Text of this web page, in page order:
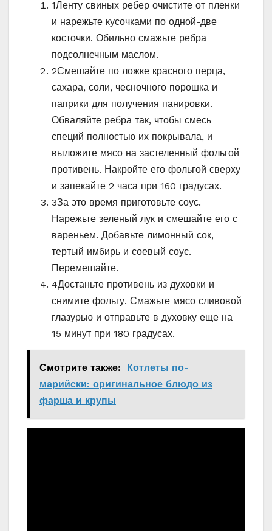
1Ленту свиных ребер очистите от пленки
и нарежьте кусочками по одной-две
косточки. Обильно смажьте ребра
подсолнечным маслом.
2Смешайте по ложке красного перца,
сахара, соли, чесночного порошка и
паприки для получения панировки.
Обваляйте ребра так, чтобы смесь
специй полностью их покрывала, и
выложите мясо на застеленный фольгой
противень. Накройте его фольгой сверху
и запекайте 2 часа при 160 градусах.
3За это время приготовьте соус.
Нарежьте зеленый лук и смешайте его с
вареньем. Добавьте лимонный сок,
тертый имбирь и соевый соус.
Перемешайте.
4Достаньте противень из духовки и
снимите фольгу. Смажьте мясо сливовой
глазурью и отправьте в духовку еще на
15 минут при 180 градусах.
Смотрите также:
Котлеты по-
марийски: оригинальное блюдо из
фарша и крупы